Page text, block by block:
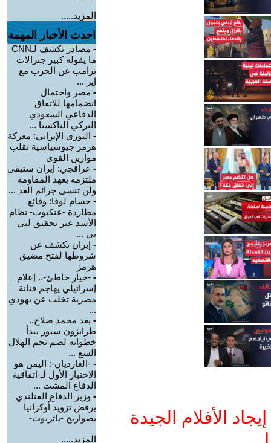
الأفلام الجيدة
المزيد.....
احدث الأخبار المهمة
-
مصادر تكشف لـCNN
ما يقوله كبير جنرالات
ترامب عن الحرب مع
إير ...
- مصر واحتمال
انضمامها للاتفاق
الدفاعي السعودي
التركي الباكستا ...
- الثوري الإيراني: معركة
هرمز جيوسياسية تقلب
موازين القوى
- عراقجي: إيران ستبقى
ملتزمة بعهد المقاومة
ولن تنسى جرائم العد ...
- حسام لوقا: وقائع
مطاردة -عنكبوت- نظام
الأسد عبر تحقيق لبي
بي ...
- إيران تكشف عن
شروطها لفتح مضيق
هرمز
- -خيار خاطئ-.. إعلام
إسرائيلي يهاجم فنانة
مصرية تخلت عن يهودي
...
- بعد محمد صلاح..
طرابزون سبور يبدأ
خطواته لضم نجم الهلال
السع ...
- -الغارديان-: اليمن هو
الاختبار الأول لـ-اتفاقية
الدفاع المشت ...
- وزير الدفاع الفنلندي
يرفض تزويد أوكرانيا
بصواريخ -باتريوت-
المزيد.....